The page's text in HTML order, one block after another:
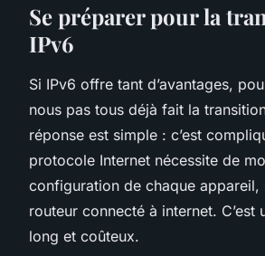
Se préparer pour la
IPv6
Si IPv6 offre tant d’avantages,
nous pas tous déjà fait la
réponse est simple : c’est
protocole Internet nécessite de
configuration de chaque appareil,
routeur connecté à internet. C’est
long et coûteux.